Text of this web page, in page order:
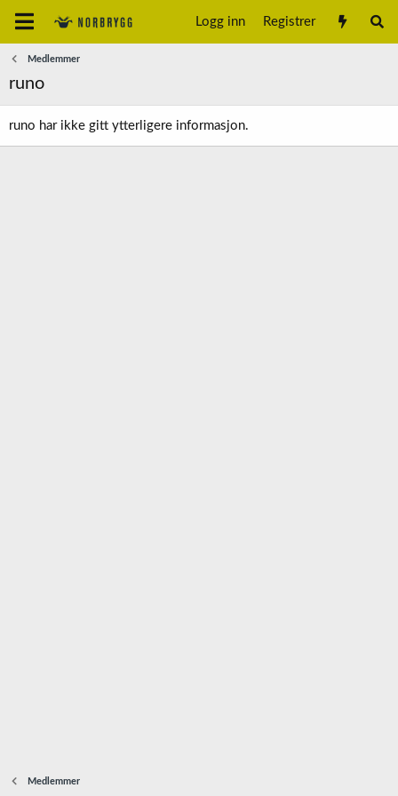
Logg inn Registrer
Medlemmer
runo
runo har ikke gitt ytterligere informasjon.
Medlemmer